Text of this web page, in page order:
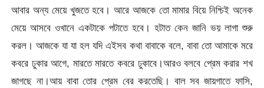
আবার অন্য মেয়ে খুজতে হবে। আরে আজকে তো মামার বিয়ে নিশ্চিই অনেক
মেয়ে আসবে ওখানে একটাকে পটাতে হবে। হটাত কেন জানি ভয় লাগা শুরু
করল। আজকে যা যা হল যদি এইসব কথা বাবাকে বলে, বাবা তো আমাকে মরে
কবরে ঢুকার আগে, মারতে মারতে কবরে ঢুকাবে।আরও বলবে প্রেম করার শখ
জাগছে না।আয় বাবা তোর প্রেম বের করতেছি। বাল সব জায়গাতে ফাসি,